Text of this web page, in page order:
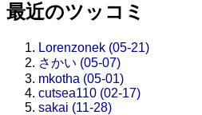
最近のツッコミ
Lorenzonek (05-21)
さかい (05-07)
mkotha (05-01)
cutsea110 (02-17)
sakai (11-28)